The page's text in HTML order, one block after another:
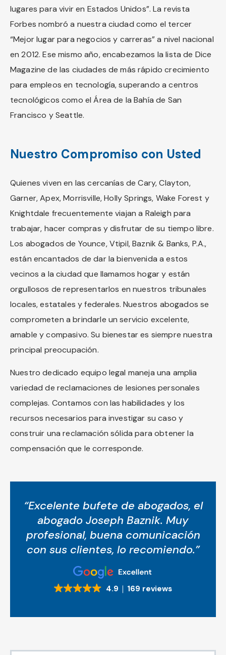
lugares para vivir en Estados Unidos”. La revista
Forbes nombró a nuestra ciudad como el tercer
“Mejor lugar para negocios y carreras” a nivel nacional
en 2012. Ese mismo año, encabezamos la lista de Dice
Magazine de las ciudades de más rápido crecimiento
para empleos en tecnología, superando a centros
tecnológicos como el Área de la Bahía de San
Francisco y Seattle.
Nuestro Compromiso con Usted
Quienes viven en las cercanías de Cary, Clayton,
Garner, Apex, Morrisville, Holly Springs, Wake Forest y
Knightdale frecuentemente viajan a Raleigh para
trabajar, hacer compras y disfrutar de su tiempo libre.
Los abogados de Younce, Vtipil, Baznik & Banks, P.A.,
están encantados de dar la bienvenida a estos
vecinos a la ciudad que llamamos hogar y están
orgullosos de representarlos en nuestros tribunales
locales, estatales y federales. Nuestros abogados se
comprometen a brindarle un servicio excelente,
amable y compasivo. Su bienestar es siempre nuestra
principal preocupación.
Nuestro dedicado equipo legal maneja una amplia
variedad de reclamaciones de lesiones personales
complejas. Contamos con las habilidades y los
recursos necesarios para investigar su caso y
construir una reclamación sólida para obtener la
compensación que le corresponde.
“Excelente bufete de abogados, el
abogado Joseph Baznik. Muy
profesional, buena comunicación
con sus clientes, lo recomiendo.”
4.9 169 reviews